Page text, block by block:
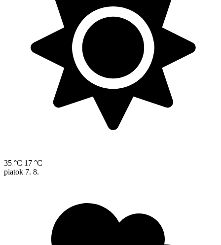
35 °C 17 °C
piatok 7. 8.